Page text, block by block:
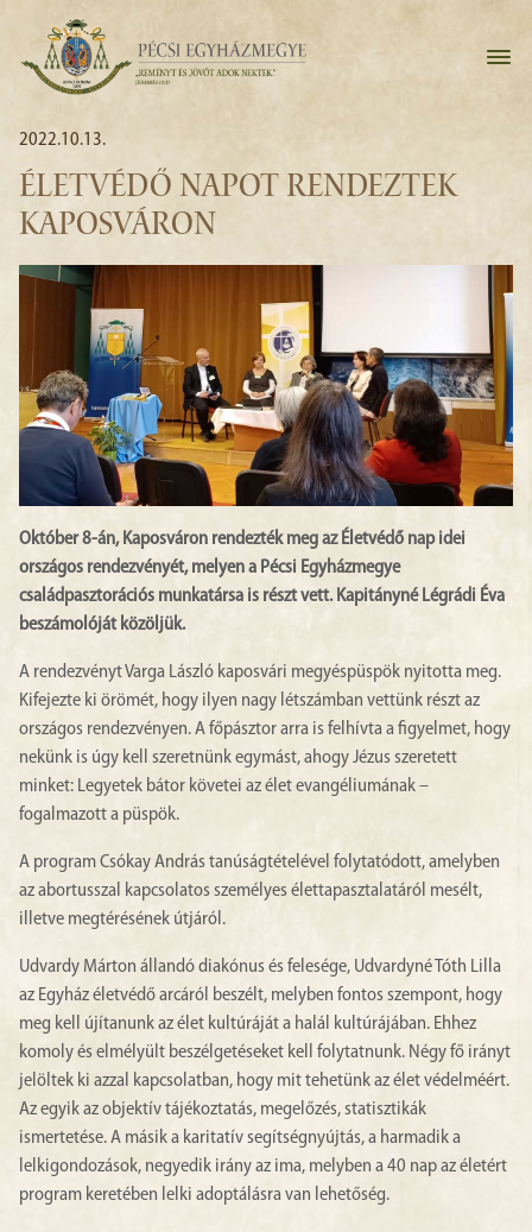
2022.10.13.
ÉLETVÉDŐ NAPOT RENDEZTEK
KAPOSVÁRON
Október 8-án, Kaposváron rendezték meg az Életvédő nap idei
országos rendezvényét, melyen a Pécsi Egyházmegye
családpasztorációs munkatársa is részt vett. Kapitányné Légrádi Éva
beszámolóját közöljük.
A rendezvényt Varga László kaposvári megyéspüspök nyitotta meg.
Kifejezte ki örömét, hogy ilyen nagy létszámban vettünk részt az
országos rendezvényen. A főpásztor arra is felhívta a figyelmet, hogy
nekünk is úgy kell szeretnünk egymást, ahogy Jézus szeretett
minket: Legyetek bátor követei az élet evangéliumának –
fogalmazott a püspök.
A program Csókay András tanúságtételével folytatódott, amelyben
az abortusszal kapcsolatos személyes élettapasztalatáról mesélt,
illetve megtérésének útjáról.
Udvardy Márton állandó diakónus és felesége, Udvardyné Tóth Lilla
az Egyház életvédő arcáról beszélt, melyben fontos szempont, hogy
meg kell újítanunk az élet kultúráját a halál kultúrájában. Ehhez
komoly és elmélyült beszélgetéseket kell folytatnunk. Négy fő irányt
jelöltek ki azzal kapcsolatban, hogy mit tehetünk az élet védelméért.
Az egyik az objektív tájékoztatás, megelőzés, statisztikák
ismertetése. A másik a karitatív segítségnyújtás, a harmadik a
lelkigondozások, negyedik irány az ima, melyben a 40 nap az életért
program keretében lelki adoptálásra van lehetőség.